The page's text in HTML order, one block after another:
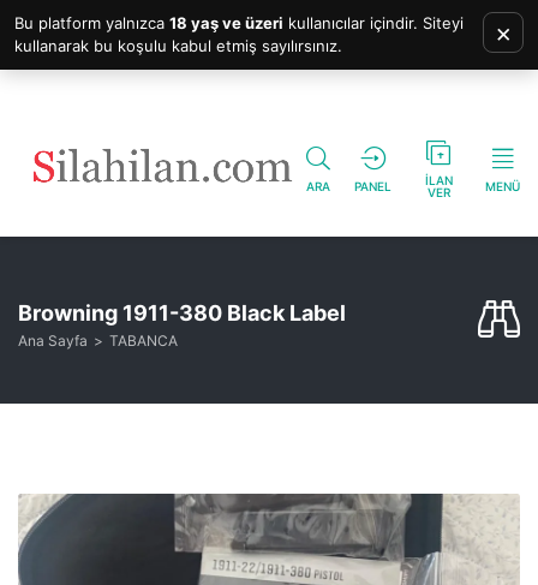
ARA PANEL
İLAN
VER
MENÜ
Browning 1911-380 Black Label
Ana Sayfa TABANCA
Bu platform yalnızca 18 yaş ve üzeri kullanıcılar içindir. Siteyi
kullanarak bu koşulu kabul etmiş sayılırsınız.
×